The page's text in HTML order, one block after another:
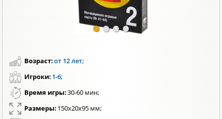
Возраст:от 12 лет;
Игроки: 1-6;
Время игры:30-60 мин;
Размеры: 150x20x95 мм;